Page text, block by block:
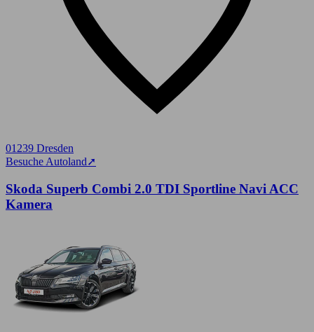
01239 Dresden
Besuche Autoland➚
Skoda Superb Combi 2.0 TDI Sportline Navi ACC
Kamera